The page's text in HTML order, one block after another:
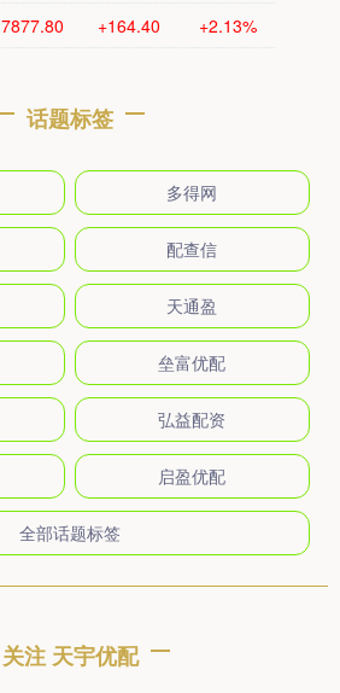
7877.80 +164.40 +2.13%
话题标签
多得网
配查信
天通盈
垒富优配
弘益配资
启盈优配
全部话题标签
关注 天宇优配